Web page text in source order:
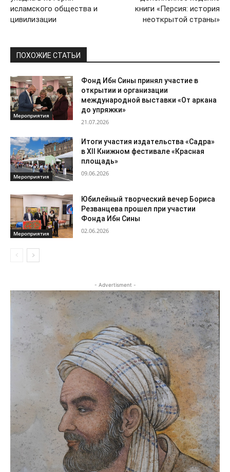
исламского общества и
цивилизации
книги «Персия: история
неоткрытой страны»
ПОХОЖИЕ СТАТЬИ
Мероприятия
Фонд Ибн Сины принял участие в
открытии и организации
международной выставки «От аркана
до упряжки»
21.07.2026
Мероприятия
Итоги участия издательства «Садра»
в XII Книжном фестивале «Красная
площадь»
09.06.2026
Мероприятия
Юбилейный творческий вечер Бориса
Резванцева прошел при участии
Фонда Ибн Сины
02.06.2026
- Advertisment -